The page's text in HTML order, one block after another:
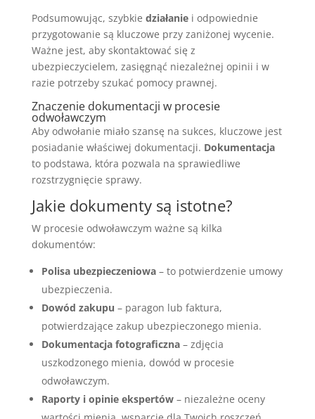
Podsumowując, szybkie działaniei odpowiednie
przygotowanie są kluczowe przy zaniżonej wycenie.
Ważne jest, aby skontaktować się z
ubezpieczycielem, zasięgnąć niezależnej opinii i w
razie potrzeby szukać pomocy prawnej.
Znaczenie dokumentacji w procesie
odwoławczym
Aby odwołanie miało szansę na sukces, kluczowe jest
posiadanie właściwej dokumentacji. Dokumentacja
to podstawa, która pozwala na sprawiedliwe
rozstrzygnięcie sprawy.
Jakie dokumenty są istotne?
W procesie odwoławczym ważne są kilka
dokumentów:
Polisa ubezpieczeniowa– to potwierdzenie umowy
ubezpieczenia.
Dowód zakupu – paragon lub faktura,
potwierdzające zakup ubezpieczonego mienia.
Dokumentacja fotograficzna– zdjęcia
uszkodzonego mienia, dowód w procesie
odwoławczym.
Raporty i opinie ekspertów– niezależne oceny